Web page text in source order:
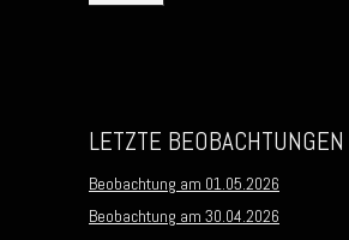
LETZTE BEOBACHTUNGEN
Beobachtung am 01.05.2026
Beobachtung am 30.04.2026